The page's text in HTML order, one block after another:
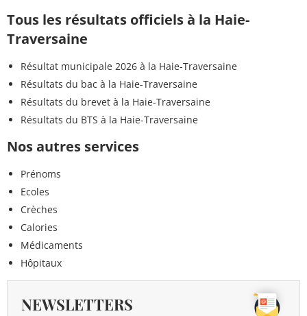
Tous les résultats officiels à la Haie-
Traversaine
Résultat municipale 2026 à la Haie-Traversaine
Résultats du bac à la Haie-Traversaine
Résultats du brevet à la Haie-Traversaine
Résultats du BTS à la Haie-Traversaine
Nos autres services
Prénoms
Ecoles
Crèches
Calories
Médicaments
Hôpitaux
NEWSLETTERS